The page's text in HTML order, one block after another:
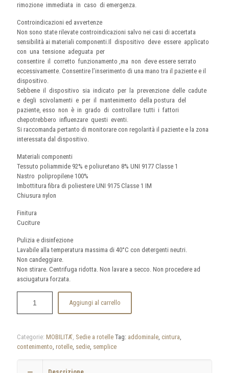
rimozione immediata in caso di emergenza.
Controindicazioni ed avvertenze
Non sono state rilevate controindicazioni salvo nei casi di accertata
sensibilità ai materiali componenti.Il dispositivo deve essere applicato
con una tensione adeguata per
consentire il corretto funzionamento ,ma non deve essere serrato
eccessivamente. Consentire l’inserimento di una mano tra il paziente e il
dispositivo.
Sebbene il dispositivo sia indicato per la prevenzione delle cadute
e degli scivolamenti e per il mantenimento della postura del
paziente, esso non è in grado di controllare tutti i fattori
chepotrebbero influenzare questi eventi.
Si raccomanda pertanto di monitorare con regolarità il paziente e la zona
interessata dal dispositivo.
Materiali componenti
Tessuto poliammide 92% e poliuretano 8% UNI 9177 Classe 1
Nastro polipropilene 100%
Imbottitura fibra di poliestere UNI 9175 Classe 1 IM
Chiusura nylon
Finitura
Cuciture
Pulizia e disinfezione
Lavabile alla temperatura massima di 40°C con detergenti neutri.
Non candeggiare.
Non stirare. Centrifuga ridotta. Non lavare a secco. Non procedere ad
asciugatura forzata.
Aggiungi al carrello
Categorie: MOBILITA', Sedie a rotelle Tag: addominale, cintura,
contenimento, rotelle, sedie, semplice